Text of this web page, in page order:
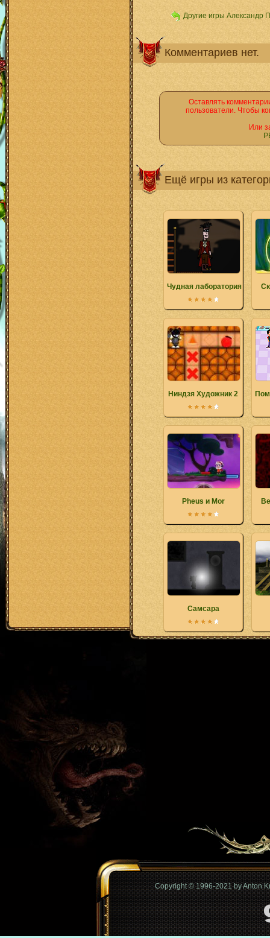
Другие игры Александр
Комментариев нет.
Оставлять
пользователи. Чтобы
Или
Ещё игры из
Чудная лаборатория
Ниндзя Художник 2
Pheus и Mor
Самсара
Copyright © 1996-2021 by Anton